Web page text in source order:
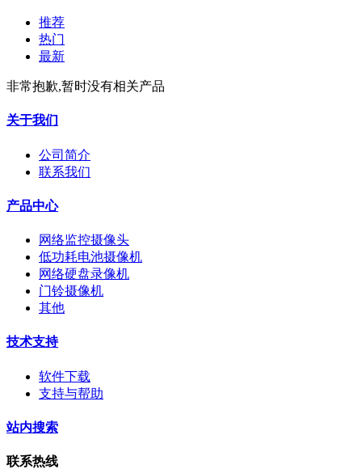
推荐
热门
最新
非常抱歉,暂时没有相关产品
关于我们
公司简介
联系我们
产品中心
网络监控摄像头
低功耗电池摄像机
网络硬盘录像机
门铃摄像机
其他
技术支持
软件下载
支持与帮助
站内搜索
联系热线